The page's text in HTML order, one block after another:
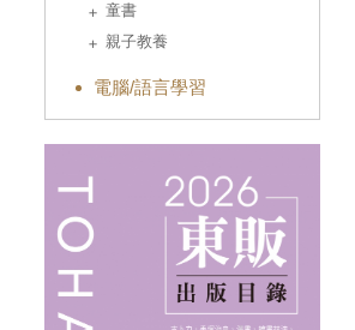
童書
親子教養
電腦/語言學習